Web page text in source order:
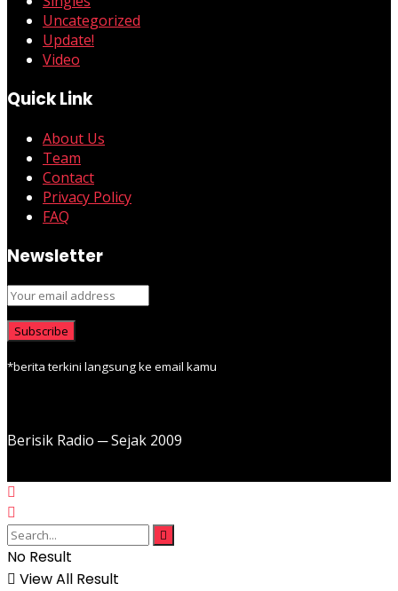
Uncategorized
Update!
Video
Quick Link
About Us
Team
Contact
Privacy Policy
FAQ
Newsletter
*berita terkini langsung ke email kamu
Berisik Radio ─ Sejak 2009
No Result
View All Result